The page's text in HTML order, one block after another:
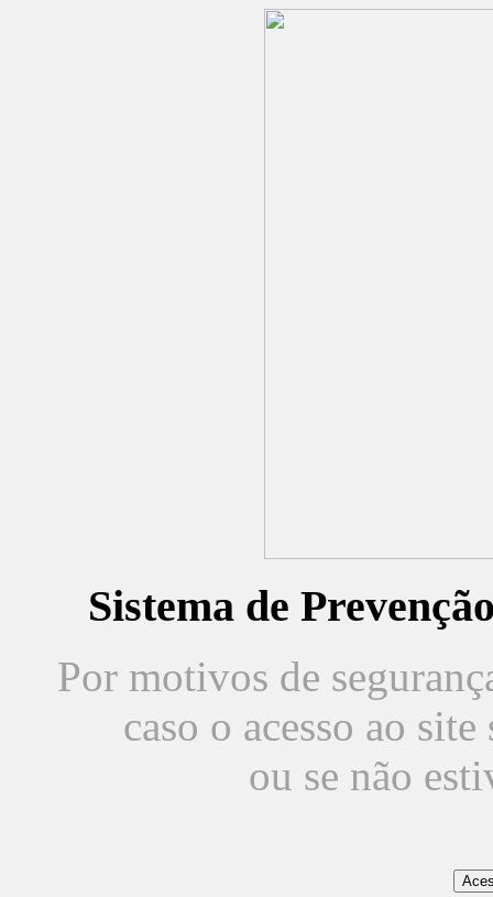
Sistema de
Por motivos de
caso o acesso ao
ou se não